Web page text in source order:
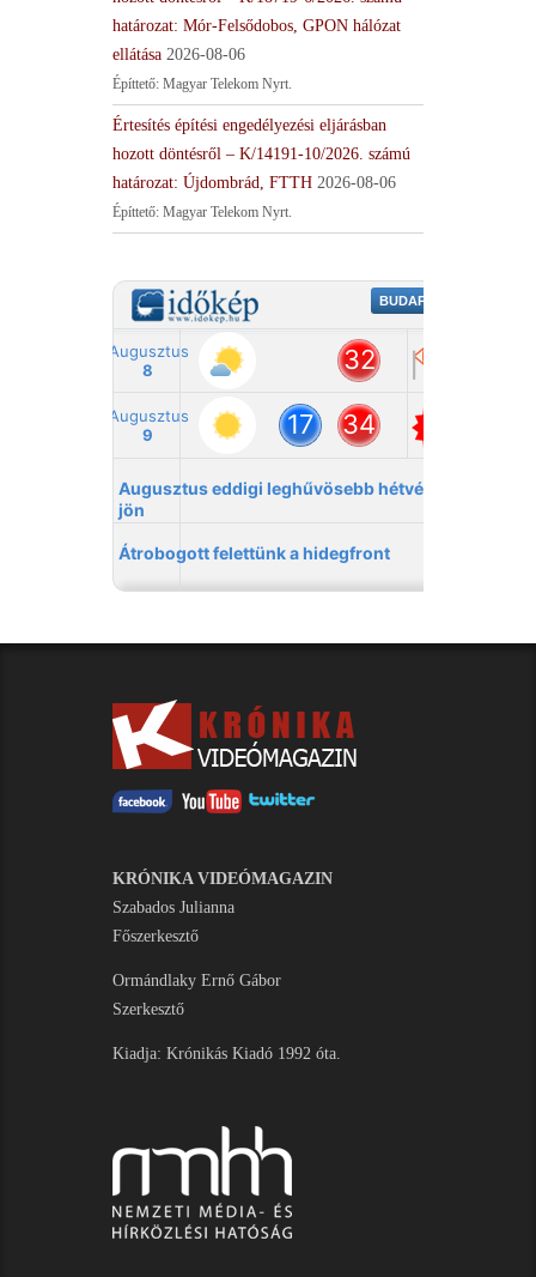
határozat: Mór-Felsődobos, GPON hálózat
ellátása 2026-08-06
Építtető: Magyar Telekom Nyrt.
Értesítés építési engedélyezési eljárásban
hozott döntésről – K/14191-10/2026. számú
határozat: Újdombrád, FTTH 2026-08-06
Építtető: Magyar Telekom Nyrt.
KRÓNIKA VIDEÓMAGAZIN
Szabados Julianna
Főszerkesztő
Ormándlaky Ernő Gábor
Szerkesztő
Kiadja: Krónikás Kiadó 1992 óta.